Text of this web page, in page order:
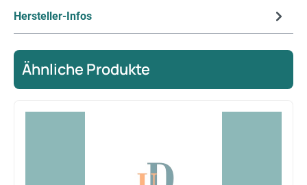
Hersteller-Infos
Ähnliche Produkte